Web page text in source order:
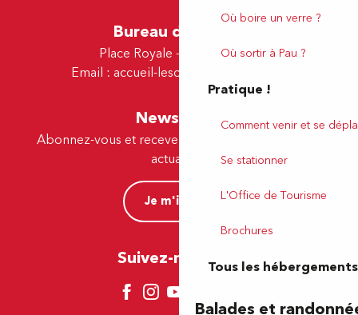
Où boire un verre ?
Où sortir à Pau ?
Pratique !
Comment venir et se
Se stationner
L'Office de Tourisme
Brochures
Tous les hébergements
Balades et
Bureau de Lescar
Place Royale - 64230 Lescar
Email : accueil-lescar@tourismepau.fr
Newsletter
Abonnez-vous et recevez par e-mail nos offres et
actualités.
Je m'inscris
Suivez-nous ici !